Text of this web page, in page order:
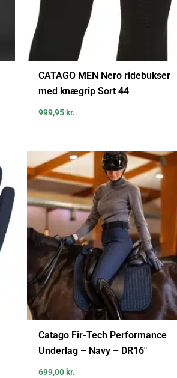
CATAGO MEN Nero ridebukser
med knægrip Sort 44
999,95 kr.
Catago Fir-Tech Performance
Underlag – Navy – DR16″
699,00 kr.